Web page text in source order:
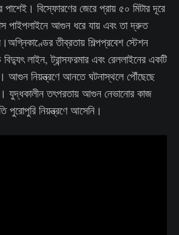
পাশেই। বিস্ফোরণের জেরে প্রায় ৫০ মিটার দূরে
পাইপলাইনে আগুন ধরে যায় এবং তা দ্রুত
তীব্রতায় শিল্পপ্রবেশ স্টেশন
লাইন, ট্রান্সফরমার এবং রেললাইনের একটি
আগুন নিয়ন্ত্রণে আনতে ঘটনাস্থলে পৌঁছেছে
যুদ্ধকালীন তৎপরতায় আগুন নেভানোর কাজ
পুরোপুরি নিয়ন্ত্রণে আসেনি।